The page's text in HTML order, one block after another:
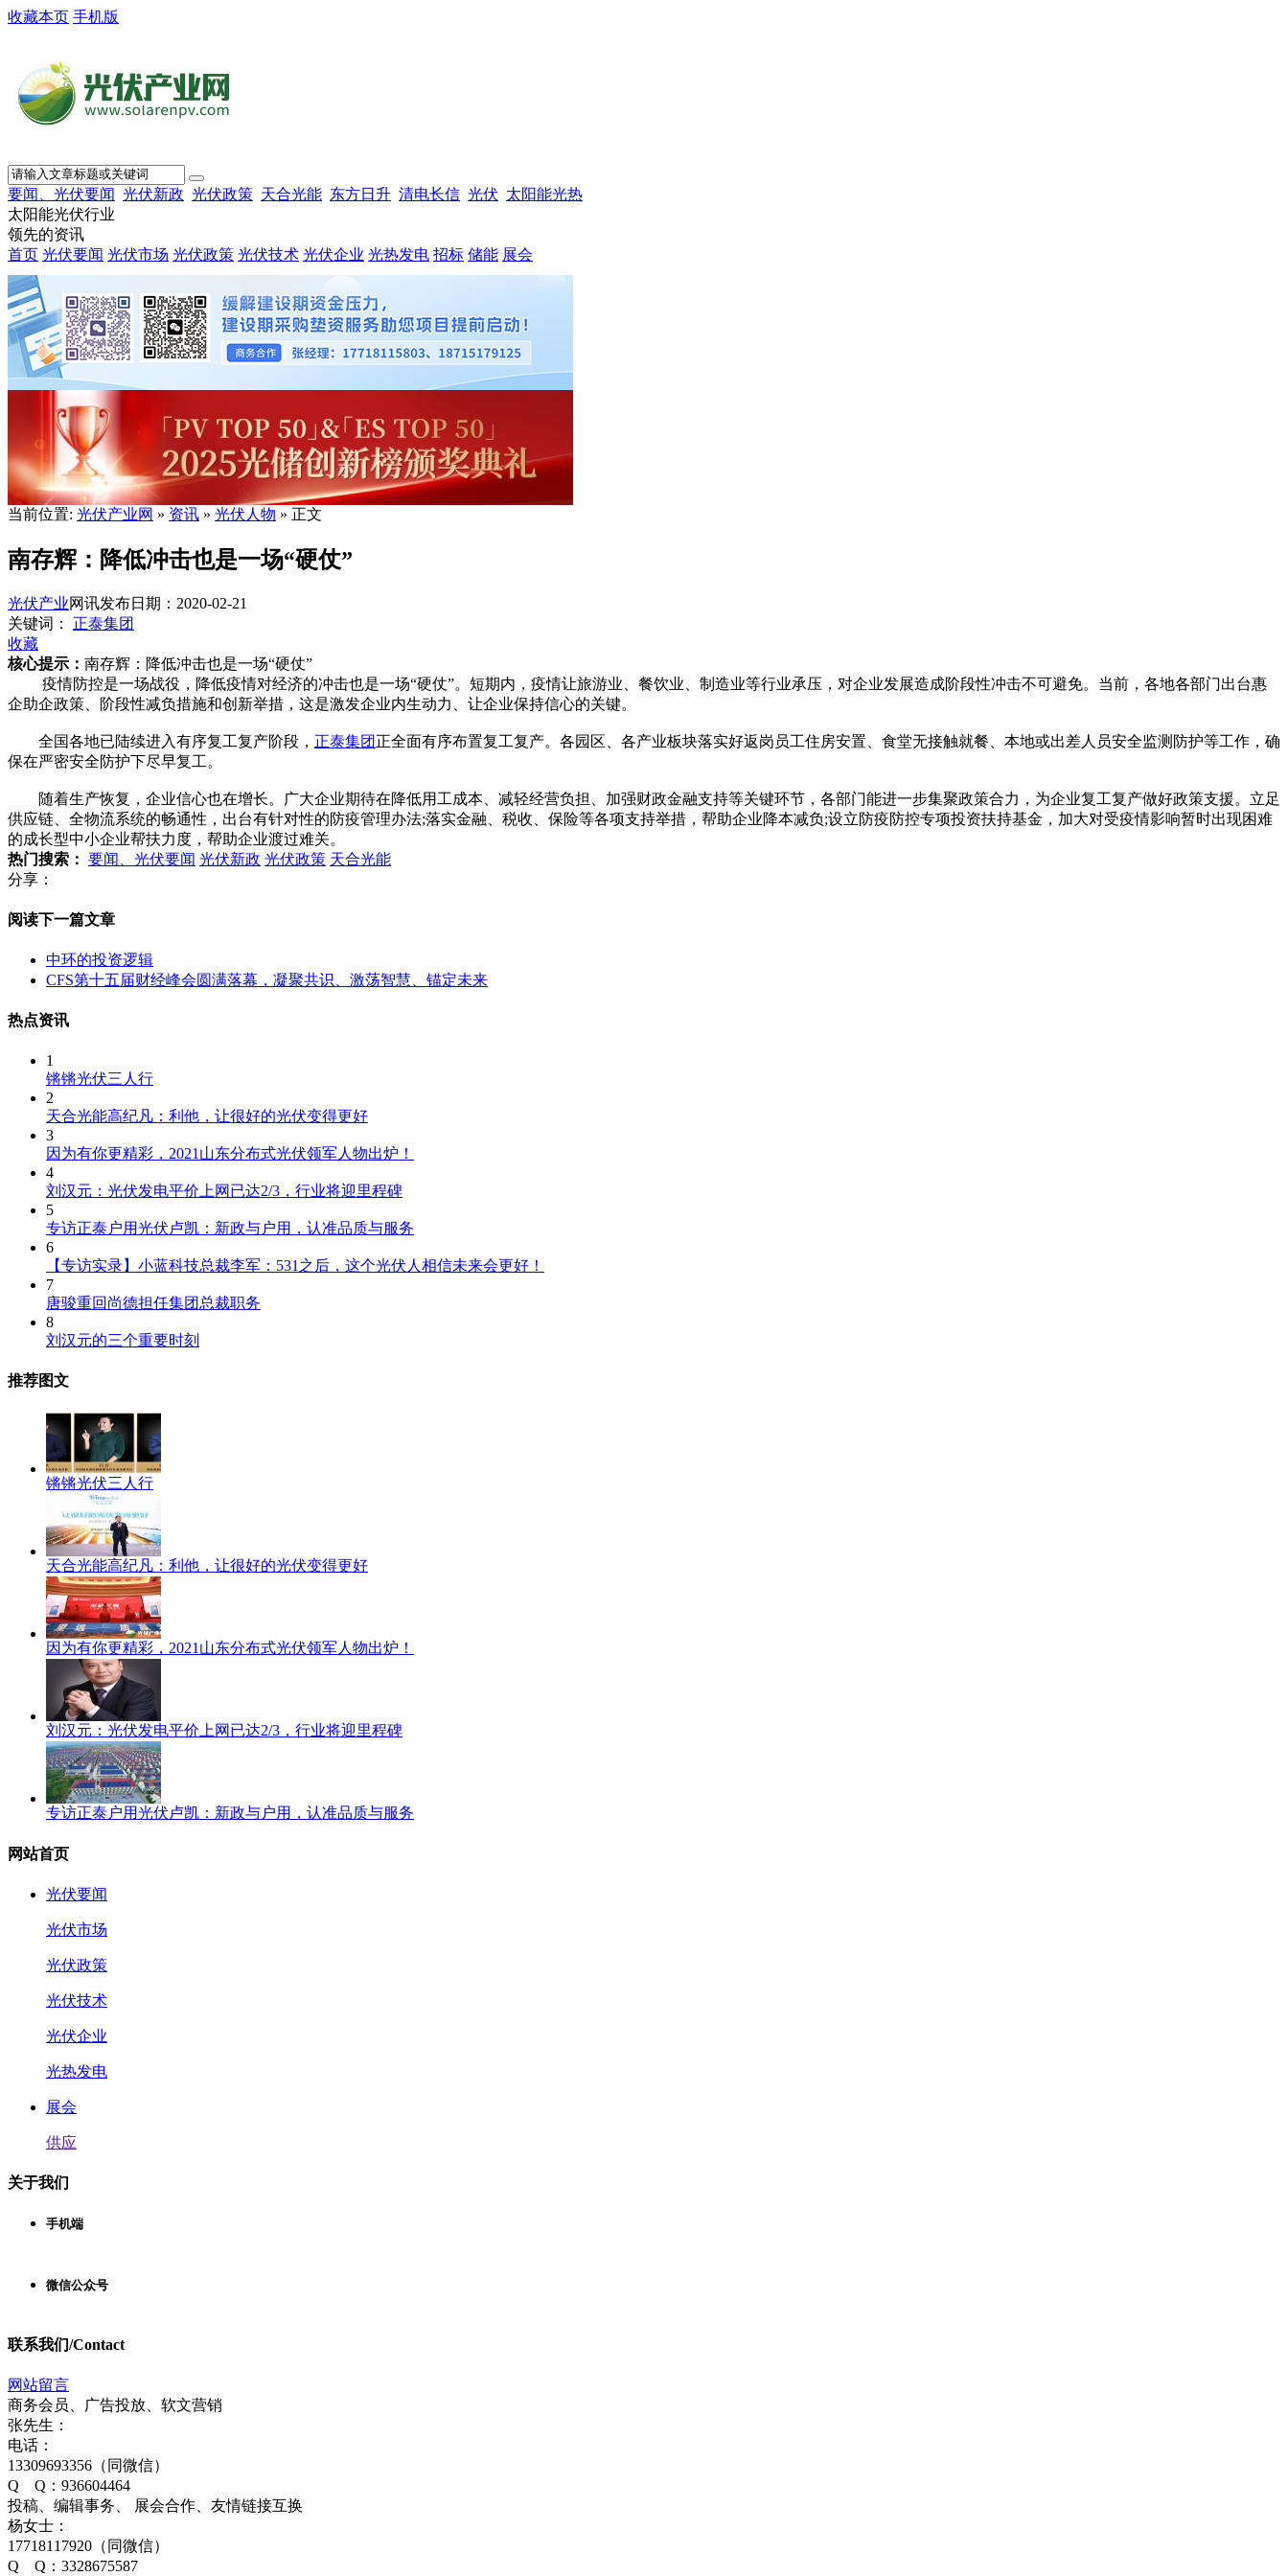
收藏本页 手机版
要闻、光伏要闻 光伏新政 光伏政策 天合光能 东方日升 清电长信 光伏 太阳能光热
太阳能光伏行业
领先的资讯
首页 光伏要闻 光伏市场 光伏政策 光伏技术 光伏企业 光热发电 招标 储能 展会
当前位置: 光伏产业网 » 资讯 » 光伏人物 » 正文
南存辉：降低冲击也是一场“硬仗”
光伏产业网讯发布日期：2020-02-21
关键词： 正泰集团
收藏
核心提示： 南存辉：降低冲击也是一场“硬仗”
疫情防控是一场战役，降低疫情对经济的冲击也是一场“硬仗”。短期内，疫情让旅游业、餐饮业、制造业等行业承压，对企业发展造成阶段性冲击不可避免。当前，各地各部门出台惠
企助企政策、阶段性减负措施和创新举措，这是激发企业内生动力、让企业保持信心的关键。
全国各地已陆续进入有序复工复产阶段， 正泰集团 正全面有序布置复工复产。各园区、各产业板块落实好返岗员工住房安置、食堂无接触就餐、本地或出差人员安全监测防护等工作，确
保在严密安全防护下尽早复工。
随着生产恢复，企业信心也在增长。广大企业期待在降低用工成本、减轻经营负担、加强财政金融支持等关键环节，各部门能进一步集聚政策合力，为企业复工复产做好政策支援。立足
供应链、全物流系统的畅通性，出台有针对性的防疫管理办法;落实金融、税收、保险等各项支持举措，帮助企业降本减负;设立防疫防控专项投资扶持基金，加大对受疫情影响暂时出现困难
的成长型中小企业帮扶力度，帮助企业渡过难关。
热门搜索： 要闻、光伏要闻 光伏新政 光伏政策 天合光能
分享：
阅读下一篇文章
中环的投资逻辑
CFS第十五届财经峰会圆满落幕，凝聚共识、激荡智慧、锚定未来
热点资讯
1
锵锵光伏三人行
2
天合光能高纪凡：利他，让很好的光伏变得更好
3
因为有你更精彩，2021山东分布式光伏领军人物出炉！
4
刘汉元：光伏发电平价上网已达2/3，行业将迎里程碑
5
专访正泰户用光伏卢凯：新政与户用，认准品质与服务
6
【专访实录】小蓝科技总裁李军：531之后，这个光伏人相信未来会更好！
7
唐骏重回尚德担任集团总裁职务
8
刘汉元的三个重要时刻
推荐图文
锵锵光伏三人行
天合光能高纪凡：利他，让很好的光伏变得更好
因为有你更精彩，2021山东分布式光伏领军人物出炉！
刘汉元：光伏发电平价上网已达2/3，行业将迎里程碑
专访正泰户用光伏卢凯：新政与户用，认准品质与服务
网站首页
光伏要闻
光伏市场
光伏政策
光伏技术
光伏企业
光热发电
展会
供应
关于我们
手机端
微信公众号
联系我们/Contact
网站留言
商务会员、广告投放、软文营销
张先生：
电话：
13309693356（同微信）
Q Q：936604464
投稿、编辑事务、 展会合作、友情链接互换
杨女士：
17718117920（同微信）
Q Q：3328675587